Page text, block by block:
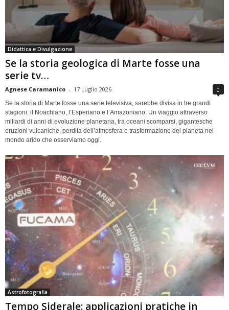
Didattica e Divulgazione
Se la storia geologica di Marte fosse una
serie tv…
Agnese Caramanico - 17 Luglio 2026 0
Se la storia di Marte fosse una serie televisiva, sarebbe divisa in tre grandi
stagioni: il Noachiano, l’Esperiano e l’Amazoniano. Un viaggio attraverso
miliardi di anni di evoluzione planetaria, tra oceani scomparsi, gigantesche
eruzioni vulcaniche, perdita dell’atmosfera e trasformazione del pianeta nel
mondo arido che osserviamo oggi.
Astrofotografia
Tempo Siderale: applicazioni pratiche in